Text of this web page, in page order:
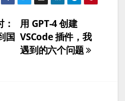
用 GPT-4 创建
VSCode 插件，我
遇到的六个问题
国